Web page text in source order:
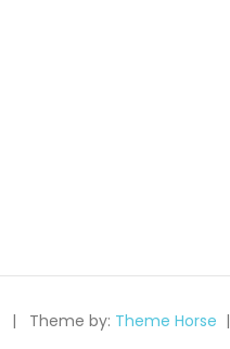
Theme by: Theme Horse